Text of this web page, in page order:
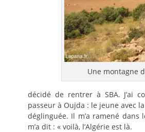
Une montagne
décidé de rentrer à SBA. J’ai
passeur à Oujda : le jeune avec
déglinguée. Il m’a ramené dans
m’a dit : « voilà, l’Algérie est là.